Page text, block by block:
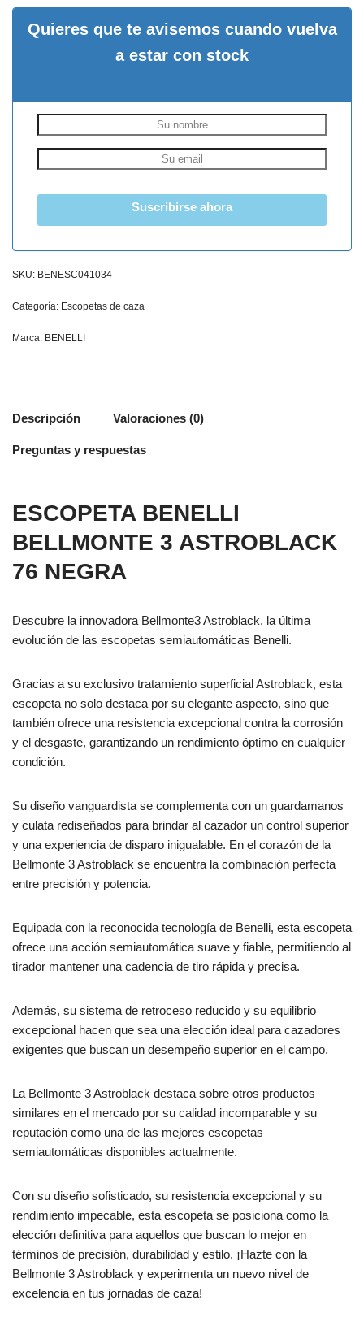
Quieres que te avisemos cuando vuelva
a estar con stock
Suscribirse ahora
SKU: BENESC041034
Categoría: Escopetas de caza
Marca: BENELLI
Descripción Valoraciones (0)
Preguntas y respuestas
ESCOPETA BENELLI
BELLMONTE 3 ASTROBLACK
76 NEGRA
Descubre la innovadora Bellmonte3 Astroblack, la última
evolución de las escopetas semiautomáticas Benelli.
Gracias a su exclusivo tratamiento superficial Astroblack, esta
escopeta no solo destaca por su elegante aspecto, sino que
también ofrece una resistencia excepcional contra la corrosión
y el desgaste, garantizando un rendimiento óptimo en cualquier
condición.
Su diseño vanguardista se complementa con un guardamanos
y culata rediseñados para brindar al cazador un control superior
y una experiencia de disparo inigualable. En el corazón de la
Bellmonte 3 Astroblack se encuentra la combinación perfecta
entre precisión y potencia.
Equipada con la reconocida tecnología de Benelli, esta escopeta
ofrece una acción semiautomática suave y fiable, permitiendo al
tirador mantener una cadencia de tiro rápida y precisa.
Además, su sistema de retroceso reducido y su equilibrio
excepcional hacen que sea una elección ideal para cazadores
exigentes que buscan un desempeño superior en el campo.
La Bellmonte 3 Astroblack destaca sobre otros productos
similares en el mercado por su calidad incomparable y su
reputación como una de las mejores escopetas
semiautomáticas disponibles actualmente.
Con su diseño sofisticado, su resistencia excepcional y su
rendimiento impecable, esta escopeta se posiciona como la
elección definitiva para aquellos que buscan lo mejor en
términos de precisión, durabilidad y estilo. ¡Hazte con la
Bellmonte 3 Astroblack y experimenta un nuevo nivel de
excelencia en tus jornadas de caza!